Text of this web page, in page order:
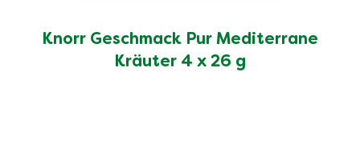
Knorr Geschmack Pur Mediterrane
Kräuter 4 x 26 g